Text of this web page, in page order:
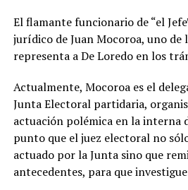
El flamante funcionario de “el
jurídico de Juan Mocoroa, uno de
representa a De Loredo en los
Actualmente, Mocoroa es el
Junta Electoral partidaria,
actuación polémica en la interna
punto que el juez electoral no
actuado por la Junta sino que
antecedentes, para que